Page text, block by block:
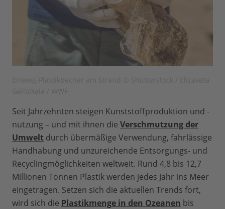
Seit Jahrzehnten steigen Kunststoffproduktion und -
nutzung – und mit ihnen die Verschmutzung der
Umwelt durch übermäßige Verwendung, fahrlässige
Handhabung und unzureichende Entsorgungs- und
Recyclingmöglichkeiten weltweit. Rund 4,8 bis 12,7
Millionen Tonnen Plastik werden jedes Jahr ins Meer
eingetragen. Setzen sich die aktuellen Trends fort,
wird sich die Plastikmenge in den Ozeanen bis